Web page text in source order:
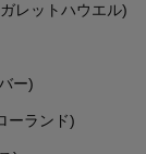
レットハウエル)
ー)
ーランド)